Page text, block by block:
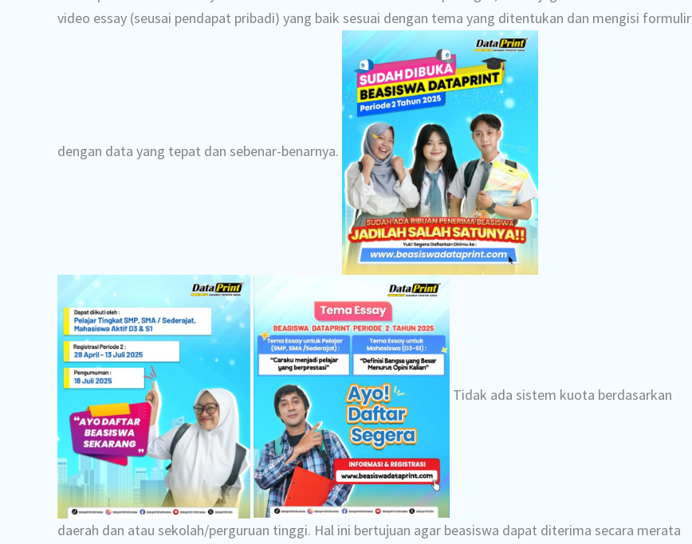
video essay (seusai pendapat pribadi) yang baik sesuai dengan tema yang ditentukan dan mengisi formulir
dengan data yang tepat dan sebenar-benarnya.
Tidak ada sistem kuota berdasarkan
daerah dan atau sekolah/perguruan tinggi. Hal ini bertujuan agar beasiswa dapat diterima secara merata